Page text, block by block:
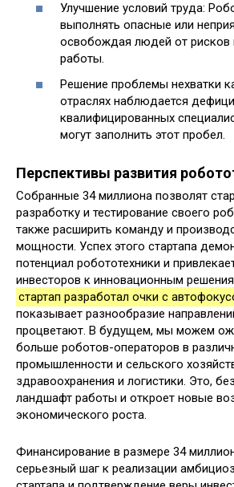
Улучшение условий труда:
выполнять опасные или
освобождая людей от рисков
работы.
Решение проблемы нехватки
отраслях наблюдается
квалифицированных
могут заполнить этот пробел.
Перспективы развития
Собранные 34 миллиона позволят
разработку и тестирование своего
также расширить команду и
мощности. Успех этого стартапа
потенциал робототехники и
инвесторов к инновационным
стартап разработал очки с
показывает разнообразие
процветают. В будущем, мы можем
больше роботов-операторов в
промышленности и сельского
здравоохранения и логистики. Это,
ландшафт работы и откроет новые
экономического роста.
Финансирование в размере 34
серьезный шаг к реализации